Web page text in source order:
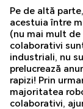
Pe de altă
acestuia între
(nu mai mult
colaborativi
industriali, nu
prelucrează
rapizi! Prin
majoritatea
colaborativi,